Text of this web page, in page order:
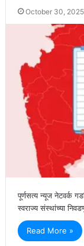
October 30, 2025
पूर्णसत्य न्यूज नेटवर्क
स्वराज्य संस्थांच्या
Read More »